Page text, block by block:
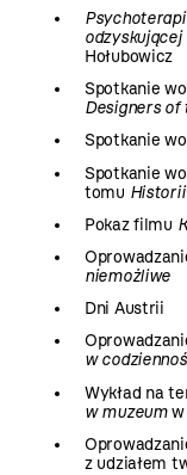
Hołubowicz
Spotkanie
Designers
Spotkanie
Spotkanie
tomu
Pokaz filmu
niemożliwe
Dni Austrii
w
Wykład na
w muzeumw
z udziałem